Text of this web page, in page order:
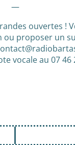
—
ouvertes !
proposer un
vocale au 07 46